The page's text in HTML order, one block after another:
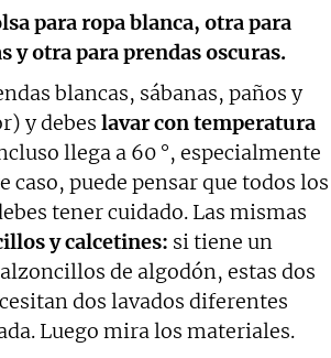
para ropa blanca, otra para
y otra para prendas oscuras.
blancas, sábanas, paños y
y debes lavar con temperatura
llega a 60 °, especialmente
caso, puede pensar que todos los
tener cuidado. Las mismas
y calcetines: si tiene un
de algodón, estas dos
dos lavados diferentes
Luego mira los materiales.